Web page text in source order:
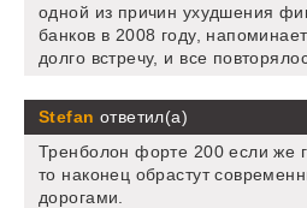
одной из причин ухудшения
банков в 2008 году,
долго встречу, и все
Stefan ответил(а)
Тренболон форте 200 если же
то наконец обрастут
дорогами.